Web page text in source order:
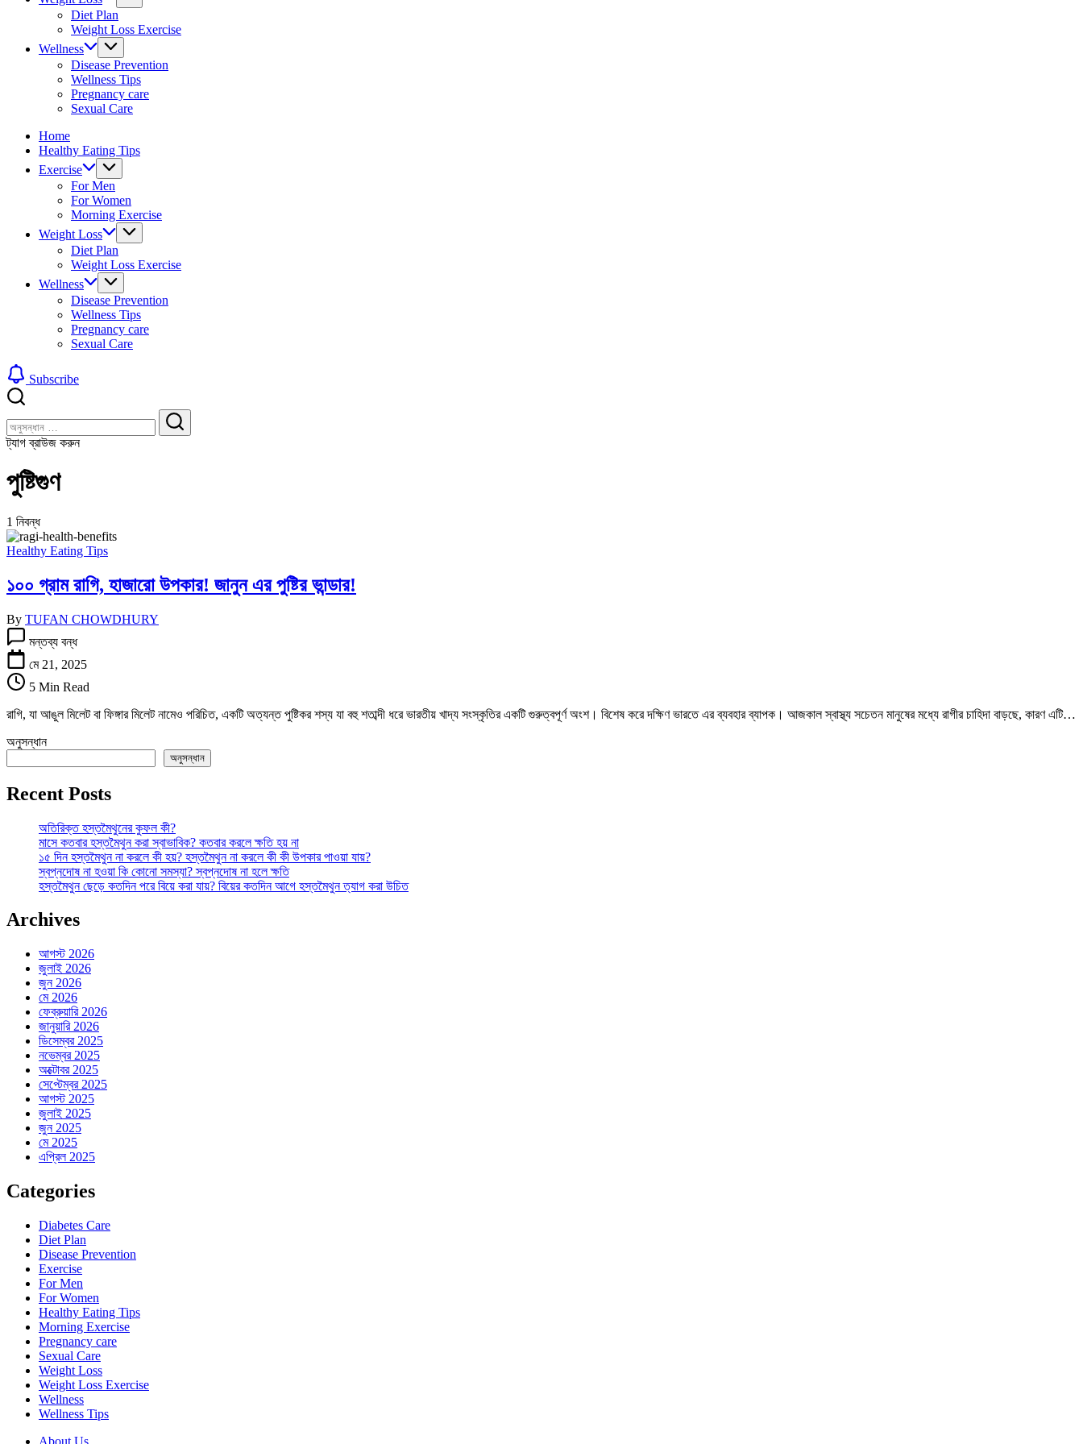
fitness
Diet Plan
Weight Loss Exercise
Wellness
Disease Prevention
Wellness Tips
Pregnancy care
Sexual Care
Home
Healthy Eating Tips
Exercise
For Men
For Women
Morning Exercise
Weight Loss
Diet Plan
Weight Loss Exercise
Wellness
Disease Prevention
Wellness Tips
Pregnancy care
Sexual Care
Subscribe
করুন
খুঁজুন
খুঁজুন
ট্যাগ ব্রাউজ করুন
পুষ্টিগুণ
1 নিবন্ধ
Healthy Eating Tips
১০০ গ্রাম রাগি, হাজারো উপকার! জানুন এর পুষ্টির ভান্ডার!
By TUFAN CHOWDHURY
গ্রাম
রাগি,
উপকার!
এর
পুষ্টির
ভান্ডার!
তে
মন্তব্য বন্ধ
মে 21, 2025
5 Min Read
রাগি, যা আঙুল মিলেট বা ফিঙ্গার মিলেট নামেও পরিচিত, একটি অত্যন্ত পুষ্টিকর শস্য যা বহু শতাব্দী ধরে ভারতীয় খাদ্য সংস্কৃতির একটি গুরুত্বপূর্ণ অংশ। বিশেষ করে দক্ষিণ ভারতে এর ব্যবহার ব্যাপক। আজকাল স্বাস্থ্য সচেতন মানুষের মধ্যে রাগীর চাহিদা বাড়ছে, কারণ এটি…
অনুসন্ধান
অনুসন্ধান
Recent Posts
অতিরিক্ত হস্তমৈথুনের কুফল কী?
মাসে কতবার হস্তমৈথুন করা স্বাভাবিক? কতবার করলে ক্ষতি হয় না
১৫ দিন হস্তমৈথুন না করলে কী হয়? হস্তমৈথুন না করলে কী কী উপকার পাওয়া যায়?
স্বপ্নদোষ না হওয়া কি কোনো সমস্যা? স্বপ্নদোষ না হলে ক্ষতি
হস্তমৈথুন ছেড়ে কতদিন পরে বিয়ে করা যায়? বিয়ের কতদিন আগে হস্তমৈথুন ত্যাগ করা উচিত
Archives
আগস্ট 2026
জুলাই 2026
জুন 2026
মে 2026
ফেব্রুয়ারি 2026
জানুয়ারি 2026
ডিসেম্বর 2025
নভেম্বর 2025
অক্টোবর 2025
সেপ্টেম্বর 2025
আগস্ট 2025
জুলাই 2025
জুন 2025
মে 2025
এপ্রিল 2025
Categories
Diabetes Care
Diet Plan
Disease Prevention
Exercise
For Men
For Women
Healthy Eating Tips
Morning Exercise
Pregnancy care
Sexual Care
Weight Loss
Weight Loss Exercise
Wellness
Wellness Tips